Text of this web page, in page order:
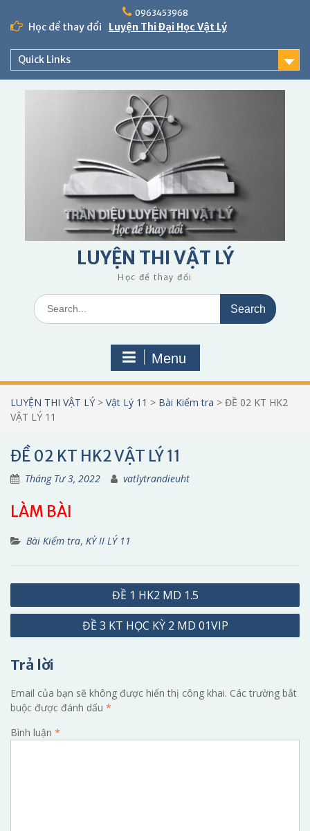
content
0963453968
Học để thay đổi Luyện Thi Đại Học Vật Lý
Quick Links
LUYỆN THI VẬT LÝ
Học để thay đổi
Search
for:
Menu
LUYỆN THI VẬT LÝ > Vật Lý 11 > Bài Kiểm tra > ĐỀ 02 KT HK2
VẬT LÝ 11
ĐỀ 02 KT HK2 VẬT LÝ 11
Tháng Tư 3, 2022 vatlytrandieuht
LÀM BÀI
Bài Kiểm tra, KỲ II LÝ 11
Điều
hướng
ĐỀ 1 HK2 MD 1.5
ĐỀ 3 KT HỌC KỲ 2 MD 01VIP
Trả lời
Email của bạn sẽ không được hiển thị công khai. Các trường bắt
buộc được đánh dấu *
Bình luận *